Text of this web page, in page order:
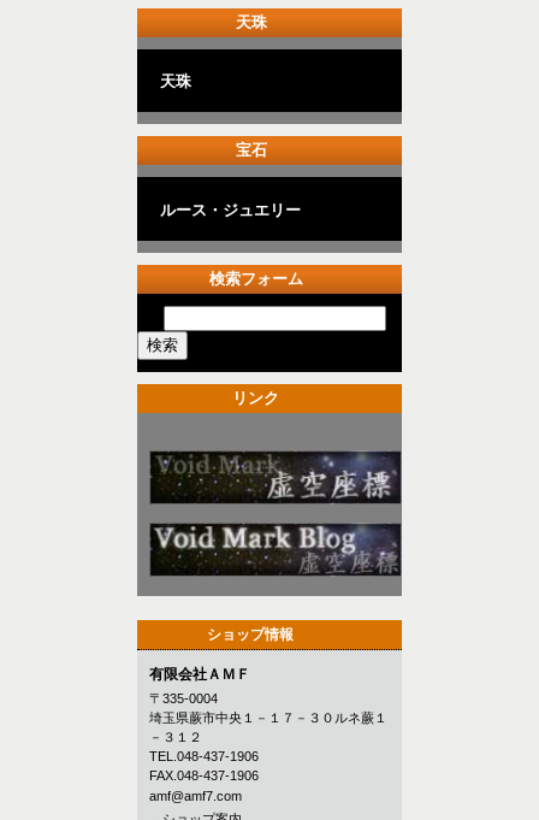
天珠
天珠
宝石
ルース・ジュエリー
検索フォーム
リンク
ショップ情報
有限会社ＡＭＦ
〒335-0004
埼玉県蕨市中央１－１７－３０ルネ蕨１
－３１２
TEL.048-437-1906
FAX.048-437-1906
amf@amf7.com